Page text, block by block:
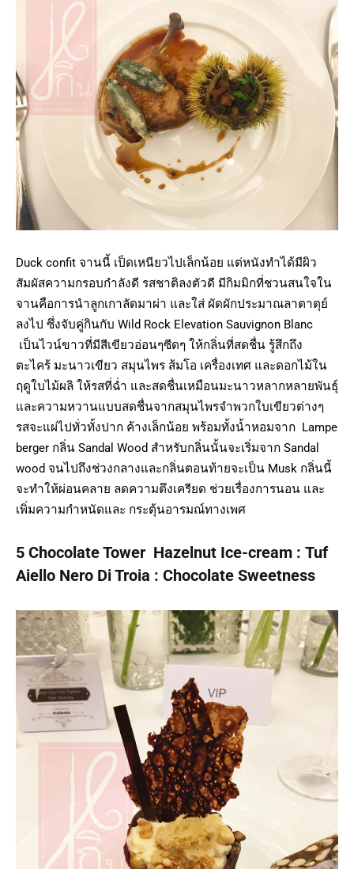
Duck confit จานนี้ เป็ดเหนียวไปเล็กน้อย แต่หนังทำได้มีผิว
สัมผัสความกรอบกำลังดี รสชาติลงตัวดี มีกิมมิกที่ชวนสนใจใน
จานคือการนำลูกเกาลัดมาผ่า และใส่ ผัดผักประมาณลาตาตุย์
ลงไป ซึ่งจับคู่กินกับ Wild Rock Elevation Sauvignon Blanc
เป็นไวน์ขาวที่มีสีเขียวอ่อนๆซีดๆ ให้กลิ่นที่สดชื่น รู้สึกถึง
ตะไคร้ มะนาวเขียว สมุนไพร ส้มโอ เครื่องเทศ และดอกไม้ใน
ฤดูใบไม้ผลิ ให้รสที่ฉ่ำ และสดชื่นเหมือนมะนาวหลากหลายพันธุ์
และความหวานแบบสดชื่นจากสมุนไพรจำพวกใบเขียวต่างๆ
รสจะแผ่ไปทั่วทั้งปาก ค้างเล็กน้อย พร้อมทั้งน้ำหอมจาก Lampe
berger กลิ่น Sandal Wood สำหรับกลิ่นนั้นจะเริ่มจาก Sandal
wood จนไปถึงช่วงกลางและกลิ่นตอนท้ายจะเป็น Musk กลิ่นนี้
จะทำให้ผ่อนคลาย ลดความตึงเครียด ช่วยเรื่องการนอน และ
เพิ่มความกำหนัดและ กระตุ้นอารมณ์ทางเพศ
5 Chocolate Tower Hazelnut Ice-cream : Tuf
Aiello Nero Di Troia : Chocolate Sweetness